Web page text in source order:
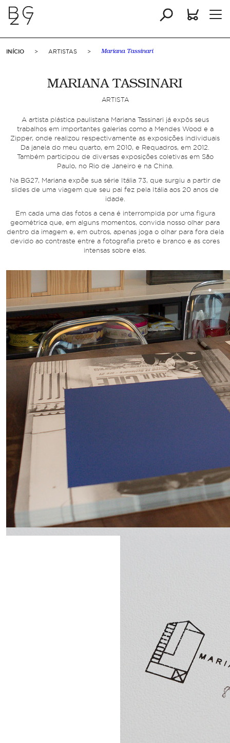
INÍCIO > ARTISTAS > Mariana Tassinari
MARIANA TASSINARI
ARTISTA
A artista plástica paulistana Mariana Tassinari já expôs seus
trabalhos em importantes galerias como a Mendes Wood e a
Zipper, onde realizou respectivamente as exposições individuais
Da janela do meu quarto, em 2010, e Requadros, em 2012.
Também participou de diversas exposições coletivas em São
Paulo, no Rio de Janeiro e na China.
Na BG27, Mariana expõe sua série Itália 73, que surgiu a partir de
slides de uma viagem que seu pai fez pela Itália aos 20 anos de
idade.
Em cada uma das fotos a cena é interrompida por uma figura
geométrica que, em alguns momentos, convida nosso olhar para
dentro da imagem e, em outros, apenas joga o olhar para fora dela
devido ao contraste entre a fotografia preto e branco e as cores
intensas sobre elas.